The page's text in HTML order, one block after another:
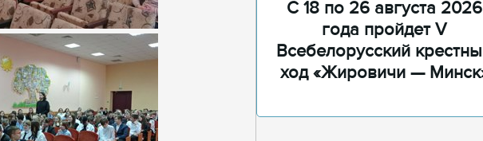
С 18 по 26 августа 2026
года пройдет V
Всебелорусский
ход «Жировичи —